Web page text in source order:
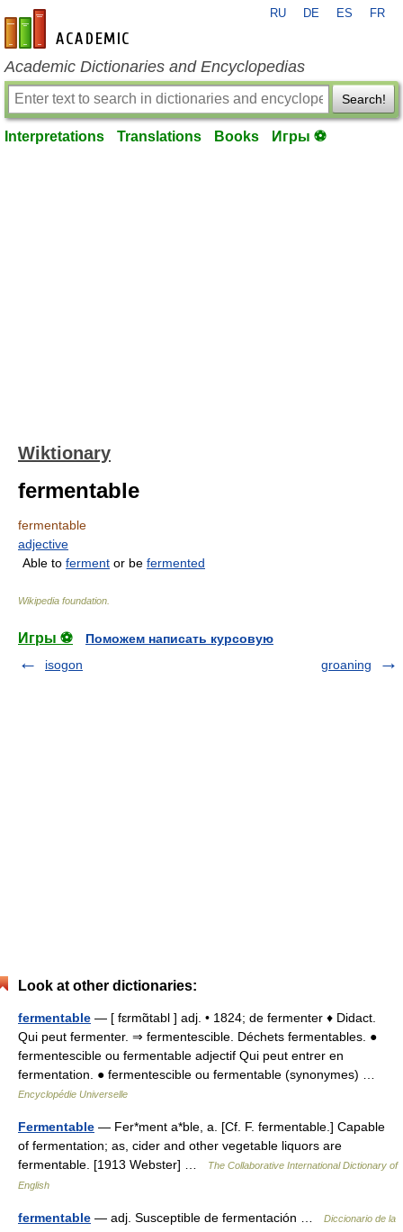
en-academic.com
RU DE ES FR
Academic Dictionaries and Encyclopedias
Search!
Interpretations Translations Books Игры ⚽
Wiktionary
fermentable
fermentable
adjective
Able to ferment or be fermented
Wikipedia foundation
Игры ⚽
Поможем написать курсовую
isogon
groaning
Look at other dictionaries:
fermentable — [ fɛrmɑ̃tabl ] adj. • 1824; de fermenter ♦ Didact.
Qui peut fermenter. ⇒ fermentescible. Déchets fermentables. ●
fermentescible ou fermentable adjectif Qui peut entrer en
fermentation. ● fermentescible ou fermentable (synonymes) …
Encyclopédie Universelle
Fermentable — Fer*ment a*ble, a. [Cf. F. fermentable.] Capable
of fermentation; as, cider and other vegetable liquors are
fermentable. [1913 Webster] …
The Collaborative International Dictionary of
English
fermentable — adj. Susceptible de fermentación …
Diccionario de la